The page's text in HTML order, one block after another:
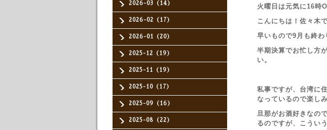
2026-03（14）
2026-02（17）
2026-01（20）
2025-12（19）
2025-11（19）
2025-10（17）
2025-09（16）
2025-08（22）
火曜日は元気に16時
こんにちは！佐々木で
早いもので9月も終わ
半期決算でお忙し方
い。
私事ですが、台湾に
なっているので楽しみ
旦那がお酒好きなの
るのですが、こうい